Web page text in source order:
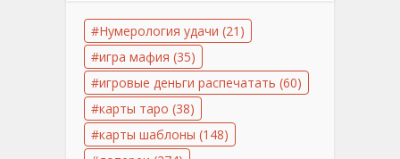
Нумерология удачи (21)
игра мафия (35)
игровые деньги распечатать (60)
карты таро (38)
карты шаблоны (148)